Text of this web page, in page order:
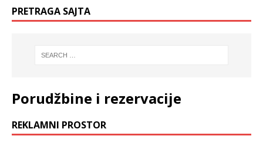
PRETRAGA SAJTA
Porudžbine i rezervacije
REKLAMNI PROSTOR